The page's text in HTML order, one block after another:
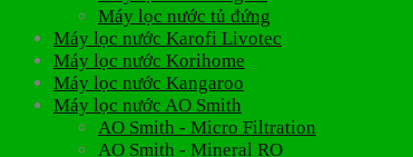
Máy lọc nước tủ đứng
Máy lọc nước Karofi Livotec
Máy lọc nước Korihome
Máy lọc nước Kangaroo
Máy lọc nước AO Smith
AO Smith - Micro Filtration
AO Smith - Mineral RO